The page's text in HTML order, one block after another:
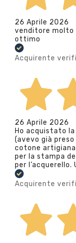
26 Aprile 2026
venditore molto
ottimo
Acquirente
26 Aprile 2026
Ho acquistato
(avevo già
cotone
per la stampa
per
Acquirente